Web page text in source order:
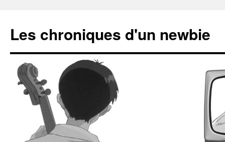
Les chroniques d'un newbie